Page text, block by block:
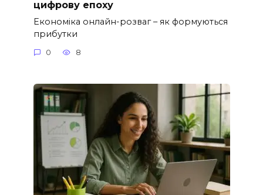
цифрову епоху
Економіка онлайн-розваг – як формуються
прибутки
0 8